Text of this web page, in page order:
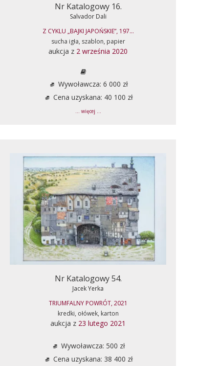
Nr Katalogowy 16.
Salvador Dali
Z CYKLU „BAJKI JAPOŃSKIE”, 197...
sucha igła, szablon, papier
aukcja z 2 września 2020
Wywoławcza: 6 000 zł
Cena uzyskana: 40 100 zł
... więcej ...
Nr Katalogowy 54.
Jacek Yerka
TRIUMFALNY POWRÓT, 2021
kredki, ołówek, karton
aukcja z 23 lutego 2021
Wywoławcza: 500 zł
Cena uzyskana: 38 400 zł